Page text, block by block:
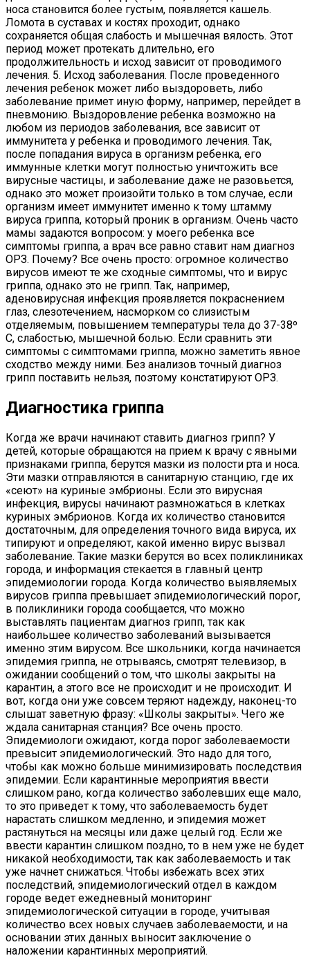
носа становится более густым, появляется кашель.
Ломота в суставах и костях проходит, однако
сохраняется общая слабость и мышечная вялость. Этот
период может протекать длительно, его
продолжительность и исход зависит от проводимого
лечения. 5. Исход заболевания. После проведенного
лечения ребенок может либо выздороветь, либо
заболевание примет иную форму, например, перейдет в
пневмонию. Выздоровление ребенка возможно на
любом из периодов заболевания, все зависит от
иммунитета у ребенка и проводимого лечения. Так,
после попадания вируса в организм ребенка, его
иммунные клетки могут полностью уничтожить все
вирусные частицы, и заболевание даже не разовьется,
однако это может произойти только в том случае, если
организм имеет иммунитет именно к тому штамму
вируса гриппа, который проник в организм. Очень часто
мамы задаются вопросом: у моего ребенка все
симптомы гриппа, а врач все равно ставит нам диагноз
ОРЗ. Почему? Все очень просто: огромное количество
вирусов имеют те же сходные симптомы, что и вирус
гриппа, однако это не грипп. Так, например,
аденовирусная инфекция проявляется покраснением
глаз, слезотечением, насморком со слизистым
отделяемым, повышением температуры тела до 37-38º
С, слабостью, мышечной болью. Если сравнить эти
симптомы с симптомами гриппа, можно заметить явное
сходство между ними. Без анализов точный диагноз
грипп поставить нельзя, поэтому констатируют ОРЗ.
Диагностика гриппа
Когда же врачи начинают ставить диагноз грипп? У
детей, которые обращаются на прием к врачу с явными
признаками гриппа, берутся мазки из полости рта и носа.
Эти мазки отправляются в санитарную станцию, где их
«сеют» на куриные эмбрионы. Если это вирусная
инфекция, вирусы начинают размножаться в клетках
куриных эмбрионов. Когда их количество становится
достаточным, для определения точного вида вируса, их
типируют и определяют, какой именно вирус вызвал
заболевание. Такие мазки берутся во всех поликлиниках
города, и информация стекается в главный центр
эпидемиологии города. Когда количество выявляемых
вирусов гриппа превышает эпидемиологический порог,
в поликлиники города сообщается, что можно
выставлять пациентам диагноз грипп, так как
наибольшее количество заболеваний вызывается
именно этим вирусом. Все школьники, когда начинается
эпидемия гриппа, не отрываясь, смотрят телевизор, в
ожидании сообщений о том, что школы закрыты на
карантин, а этого все не происходит и не происходит. И
вот, когда они уже совсем теряют надежду, наконец-то
слышат заветную фразу: «Школы закрыты». Чего же
ждала санитарная станция? Все очень просто.
Эпидемиологи ожидают, когда порог заболеваемости
превысит эпидемиологический. Это надо для того,
чтобы как можно больше минимизировать последствия
эпидемии. Если карантинные мероприятия ввести
слишком рано, когда количество заболевших еще мало,
то это приведет к тому, что заболеваемость будет
нарастать слишком медленно, и эпидемия может
растянуться на месяцы или даже целый год. Если же
ввести карантин слишком поздно, то в нем уже не будет
никакой необходимости, так как заболеваемость и так
уже начнет снижаться. Чтобы избежать всех этих
последствий, эпидемиологический отдел в каждом
городе ведет ежедневный мониторинг
эпидемиологической ситуации в городе, учитывая
количество всех новых случаев заболеваемости, и на
основании этих данных выносит заключение о
наложении карантинных мероприятий.